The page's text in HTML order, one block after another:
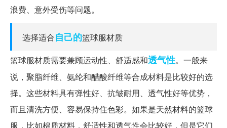
浪费、意外受伤等问题。
选择适合自己的篮球服材质
篮球服材质需要兼顾运动性、舒适感和透气性。一般来
说，聚脂纤维、氨纶和醋酸纤维等合成材料是比较好的选
择。这些材料具有弹性好、抗皱耐用、透气性好等优势，
而且清洗方便、容易保持住色彩。如果是天然材料的篮球
服，比如棉质材料，舒适性和透气性会比较好，但是它们